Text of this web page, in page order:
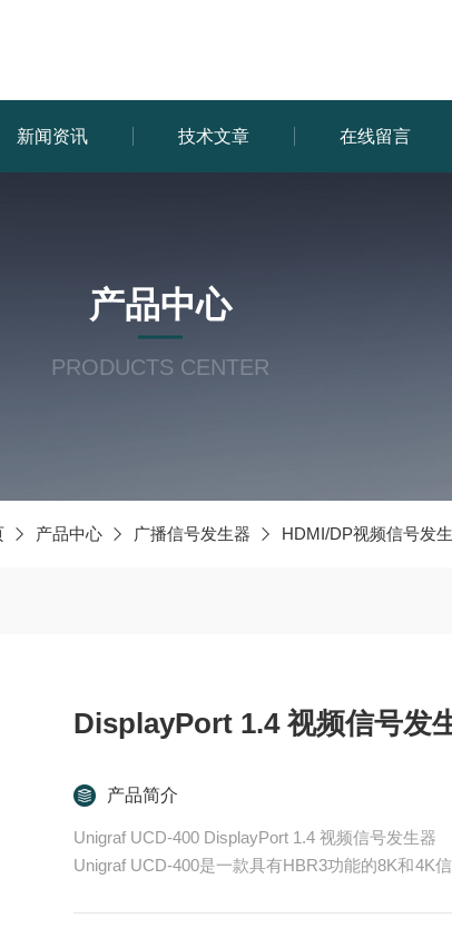
新闻资讯 技术文章 在线留言
产品中心
PRODUCTS CENTER
产品中心 广播信号发生器 HDMI/DP视频信号发
DisplayPort 1.4 视频信号发
产品简介
Unigraf UCD-400 DisplayPort 1.4 视频信号发生器
Unigraf UCD-400是一款具有HBR3功能的8K和4K